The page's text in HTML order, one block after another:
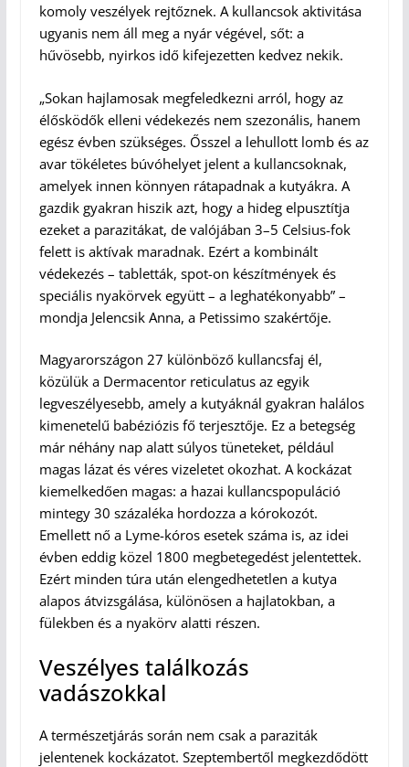
komoly veszélyek rejtőznek. A kullancsok aktivitása
ugyanis nem áll meg a nyár végével, sőt: a
hűvösebb, nyirkos idő kifejezetten kedvez nekik.
„Sokan hajlamosak megfeledkezni arról, hogy az
élősködők elleni védekezés nem szezonális, hanem
egész évben szükséges. Ősszel a lehullott lomb és az
avar tökéletes búvóhelyet jelent a kullancsoknak,
amelyek innen könnyen rátapadnak a kutyákra. A
gazdik gyakran hiszik azt, hogy a hideg elpusztítja
ezeket a parazitákat, de valójában 3–5 Celsius-fok
felett is aktívak maradnak. Ezért a kombinált
védekezés – tabletták, spot-on készítmények és
speciális nyakörvek együtt – a leghatékonyabb” –
mondja Jelencsik Anna, a Petissimo szakértője.
Magyarországon 27 különböző kullancsfaj él,
közülük a Dermacentor reticulatus az egyik
legveszélyesebb, amely a kutyáknál gyakran halálos
kimenetelű babéziózis fő terjesztője. Ez a betegség
már néhány nap alatt súlyos tüneteket, például
magas lázat és véres vizeletet okozhat. A kockázat
kiemelkedően magas: a hazai kullancspopuláció
mintegy 30 százaléka hordozza a kórokozót.
Emellett nő a Lyme-kóros esetek száma is, az idei
évben eddig közel 1800 megbetegedést jelentettek.
Ezért minden túra után elengedhetetlen a kutya
alapos átvizsgálása, különösen a hajlatokban, a
fülekben és a nyakörv alatti részen.
Veszélyes találkozás
vadászokkal
A természetjárás során nem csak a paraziták
jelentenek kockázatot. Szeptembertől megkezdődött